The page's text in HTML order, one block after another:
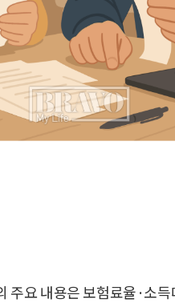
주요 내용은 보험료율·소